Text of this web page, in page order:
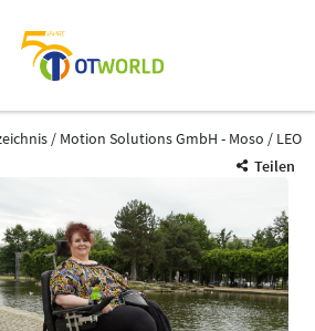
Motion Solutions GmbH - Moso
LEO
Teilen